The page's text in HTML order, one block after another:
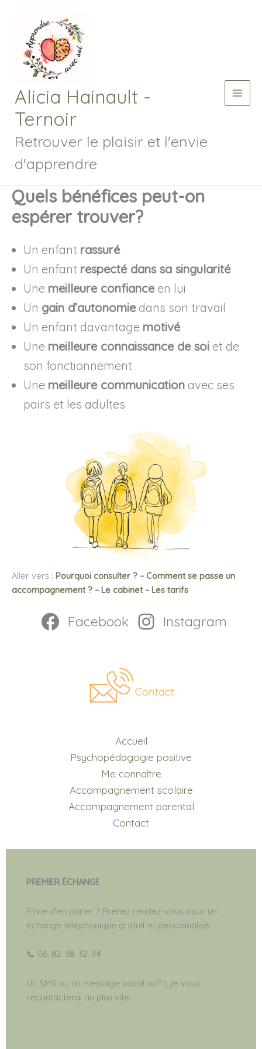
contenu
Alicia Hainault -
Ternoir
Retrouver le plaisir et l'envie
d'apprendre
Main
Quels bénéfices peut-on
espérer trouver?
Un enfant rassuré
Un enfant respecté dans sa singularité
Une meilleure confianceen lui
Un gain d’autonomiedans son travail
Un enfant davantage motivé
Une meilleure connaissance de soi et de
son fonctionnement
Une meilleure communication avec ses
pairs et les adultes
Aller vers : Pourquoi consulter ? – Comment se passe un
accompagnement ? – Le cabinet– Les tarifs
Facebook Instagram
Accueil
Psychopédagogie positive
Me connaître
Accompagnement scolaire
Accompagnement parental
Contact
PREMIER ÉCHANGE
Envie d'en parler ? Prenez rendez-vous pour un
échange téléphonique gratuit et personnalisé.
📞 06. 82. 38. 32. 44
Un SMS ou un message vocal suffit, je vous
recontacterai au plus vite.